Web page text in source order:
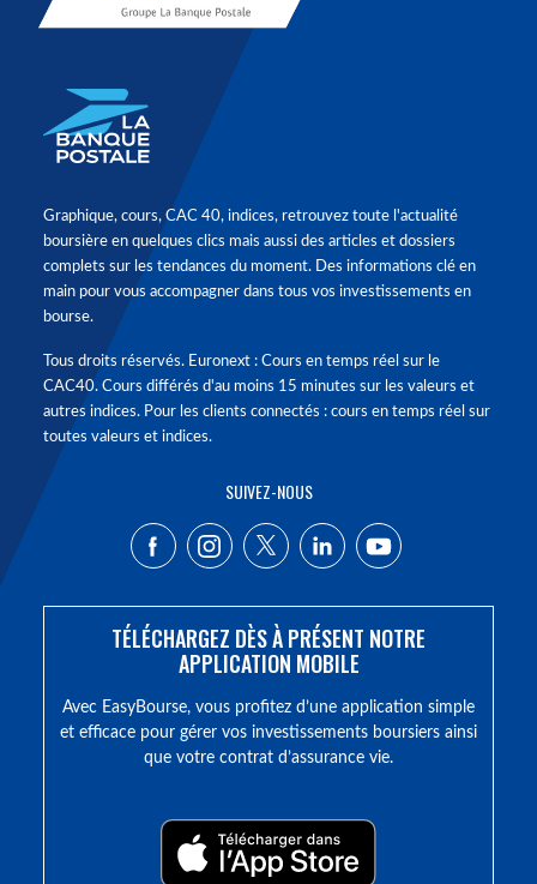
Graphique, cours, CAC 40, indices, retrouvez toute l'actualité
boursière en quelques clics mais aussi des articles et dossiers
complets sur les tendances du moment. Des informations clé en
main pour vous accompagner dans tous vos investissements en
bourse.
Tous droits réservés. Euronext : Cours en temps réel sur le
CAC40. Cours différés d'au moins 15 minutes sur les valeurs et
autres indices. Pour les clients connectés : cours en temps réel sur
toutes valeurs et indices.
SUIVEZ-NOUS
TÉLÉCHARGEZ DÈS À PRÉSENT NOTRE
APPLICATION MOBILE
Avec EasyBourse, vous profitez d’une application simple
et efficace pour gérer vos investissements boursiers ainsi
que votre contrat d’assurance vie.